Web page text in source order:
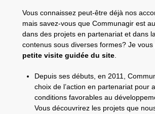
Vous connaissez peut-être déjà nos
mais savez-vous que Communagir est
dans des projets en partenariat et dans
contenus sous diverses formes? Je
petite visite guidée du site
Depuis ses débuts, en 2011,
choix de l’action en partenariat pour
conditions favorables au
Vous découvrirez les projets que